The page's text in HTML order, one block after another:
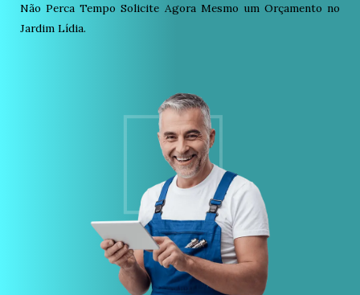
Não Perca Tempo Solicite Agora Mesmo um Orçamento no
Jardim Lídia.